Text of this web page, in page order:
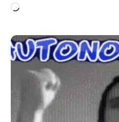
Caricamento
corso…